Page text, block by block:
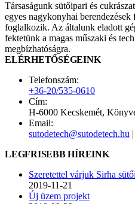
Társaságunk sütőipari és
egyes nagykonyhai berendezések
foglalkozik. Az általunk eladott
fektetünk a magas műszaki és
megbízhatóságra.
ELÉRHETŐSÉGEINK
Telefonszám:
+36-20/535-0610
Cím:
H-6000 Kecskemét,
Email:
sutodetech@sutodetech.hu |
LEGFRISEBB HÍREINK
Szeretettel várjuk Sirha
2019-11-21
Új üzem projekt